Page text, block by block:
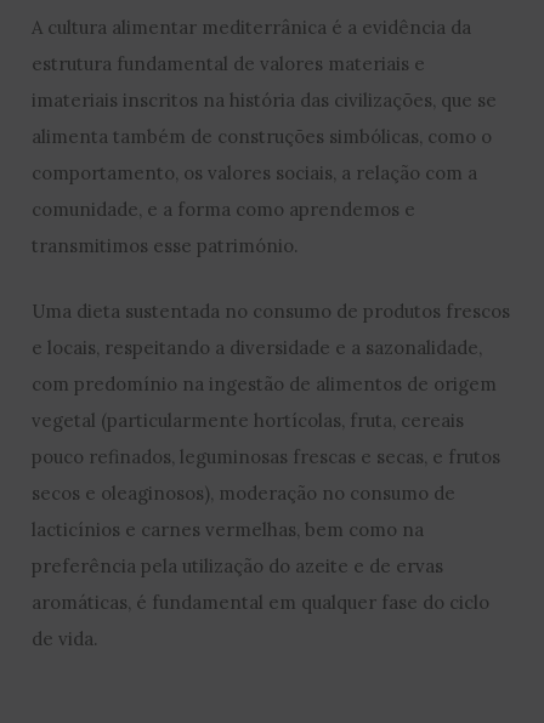
A cultura alimentar mediterrânica é a evidência da
estrutura fundamental de valores materiais e
imateriais inscritos na história das civilizações, que se
alimenta também de construções simbólicas, como o
comportamento, os valores sociais, a relação com a
comunidade, e a forma como aprendemos e
transmitimos esse património.
Uma dieta sustentada no consumo de produtos frescos
e locais, respeitando a diversidade e a sazonalidade,
com predomínio na ingestão de alimentos de origem
vegetal (particularmente hortícolas, fruta, cereais
pouco refinados, leguminosas frescas e secas, e frutos
secos e oleaginosos), moderação no consumo de
lacticínios e carnes vermelhas, bem como na
preferência pela utilização do azeite e de ervas
aromáticas, é fundamental em qualquer fase do ciclo
de vida.